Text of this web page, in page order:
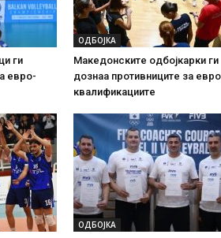
ги
евро-
ОДБОЈКА
Македонските одбојкарки ги
дознаа противниците за
квалификациите
ОДБОЈКА